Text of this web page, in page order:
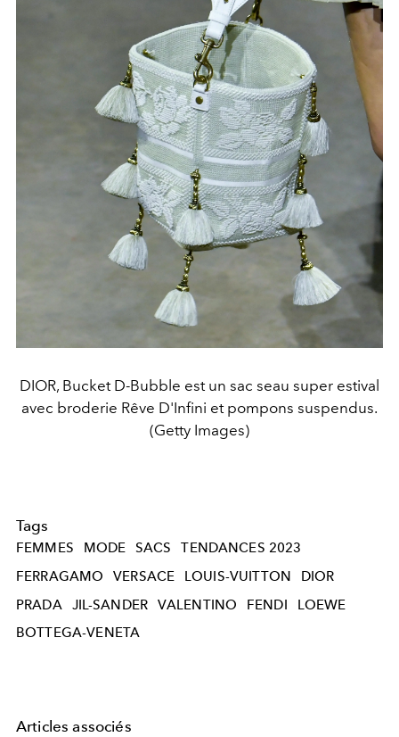
DIOR, Bucket D-Bubble est un sac seau super estival
avec broderie Rêve D'Infini et pompons suspendus.
(Getty Images)
Tags
FEMMES MODE SACS
TENDANCES 2023
FERRAGAMO
VERSACE LOUIS-VUITTON
DIOR
PRADA
JIL-SANDER VALENTINO FENDI
LOEWE
BOTTEGA-VENETA
Articles associés